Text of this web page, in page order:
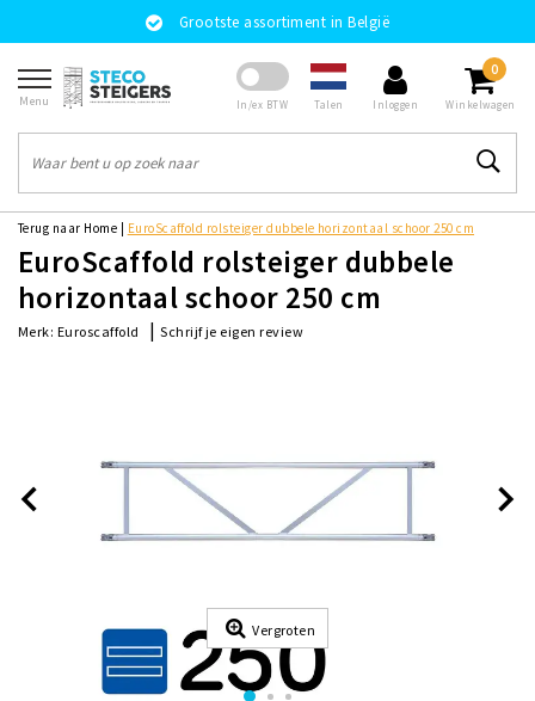
Grootste assortiment in België
Menu In/ex BTW Talen Inloggen
0
Winkelwagen
Terug naar Home EuroScaffold rolsteiger dubbele horizontaal schoor 250 cm
EuroScaffold rolsteiger dubbele
horizontaal schoor 250 cm
Merk: Euroscaffold |Schrijf je eigen review
Vergroten